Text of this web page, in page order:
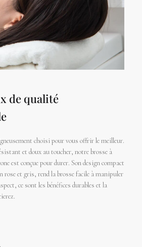
de qualité
choisi pour vous offrir le meilleur.
et doux au toucher, notre brosse à
est conçue pour durer. Son design compact
rose et gris, rend la brosse facile à manipuler
ce sont les bénéfices durables et la